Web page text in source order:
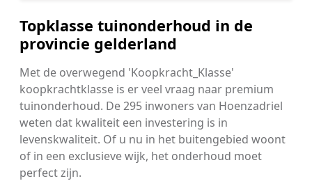
Topklasse tuinonderhoud in de
provincie gelderland
Met de overwegend 'Koopkracht_Klasse'
koopkrachtklasse is er veel vraag naar premium
tuinonderhoud. De 295 inwoners van Hoenzadriel
weten dat kwaliteit een investering is in
levenskwaliteit. Of u nu in het buitengebied woont
of in een exclusieve wijk, het onderhoud moet
perfect zijn.